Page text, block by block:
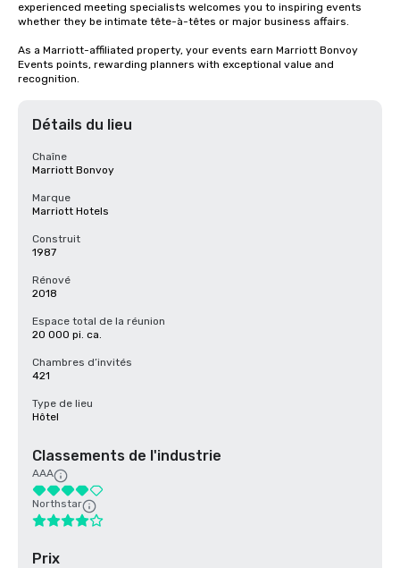
experienced meeting specialists welcomes you to inspiring events
whether they be intimate tête-à-têtes or major business affairs.
As a Marriott-affiliated property, your events earn Marriott Bonvoy
Events points, rewarding planners with exceptional value and
recognition.
Détails du lieu
Chaîne
Marriott Bonvoy
Marque
Marriott Hotels
Construit
1987
Rénové
2018
Espace total de la réunion
20 000 pi. ca.
Chambres d’invités
421
Type de lieu
Hôtel
Classements de l'industrie
AAA
Northstar
Prix